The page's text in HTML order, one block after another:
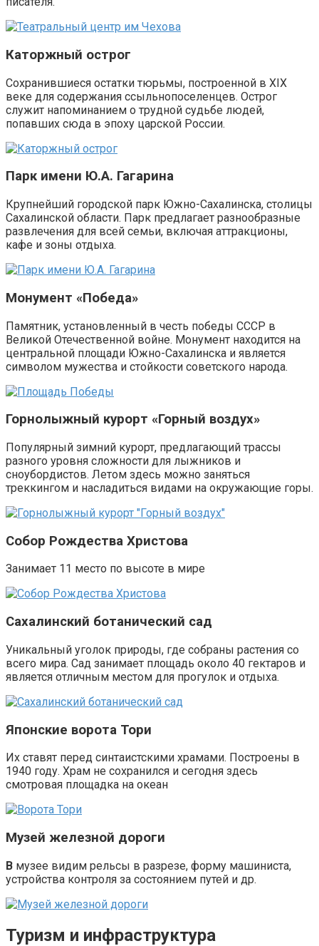
Каторжный острог
Сохранившиеся остатки тюрьмы, построенной в XIX
веке для содержания ссыльнопоселенцев. Острог
служит напоминанием о трудной судьбе людей,
попавших сюда в эпоху царской России.
Парк имени Ю.А. Гагарина
Крупнейший городской парк Южно-Сахалинска, столицы
Сахалинской области. Парк предлагает разнообразные
развлечения для всей семьи, включая аттракционы,
кафе и зоны отдыха.
Монумент «Победа»
Памятник, установленный в честь победы СССР в
Великой Отечественной войне. Монумент находится на
центральной площади Южно-Сахалинска и является
символом мужества и стойкости советского народа.
Горнолыжный курорт «Горный воздух»
Популярный зимний курорт, предлагающий трассы
разного уровня сложности для лыжников и
сноубордистов. Летом здесь можно заняться
треккингом и насладиться видами на окружающие горы.
Собор Рождества Христова
Занимает 11 место по высоте в мире
Сахалинский ботанический сад
Уникальный уголок природы, где собраны растения со
всего мира. Сад занимает площадь около 40 гектаров и
является отличным местом для прогулок и отдыха.
Японские ворота Тори
Их ставят перед синтаистскими храмами. Построены в
1940 году. Храм не сохранился и сегодня здесь
смотровая площадка на океан
Музей железной дороги
В музее видим рельсы в разрезе, форму машиниста,
устройства контроля за состоянием путей и др.
Туризм и инфраструктура